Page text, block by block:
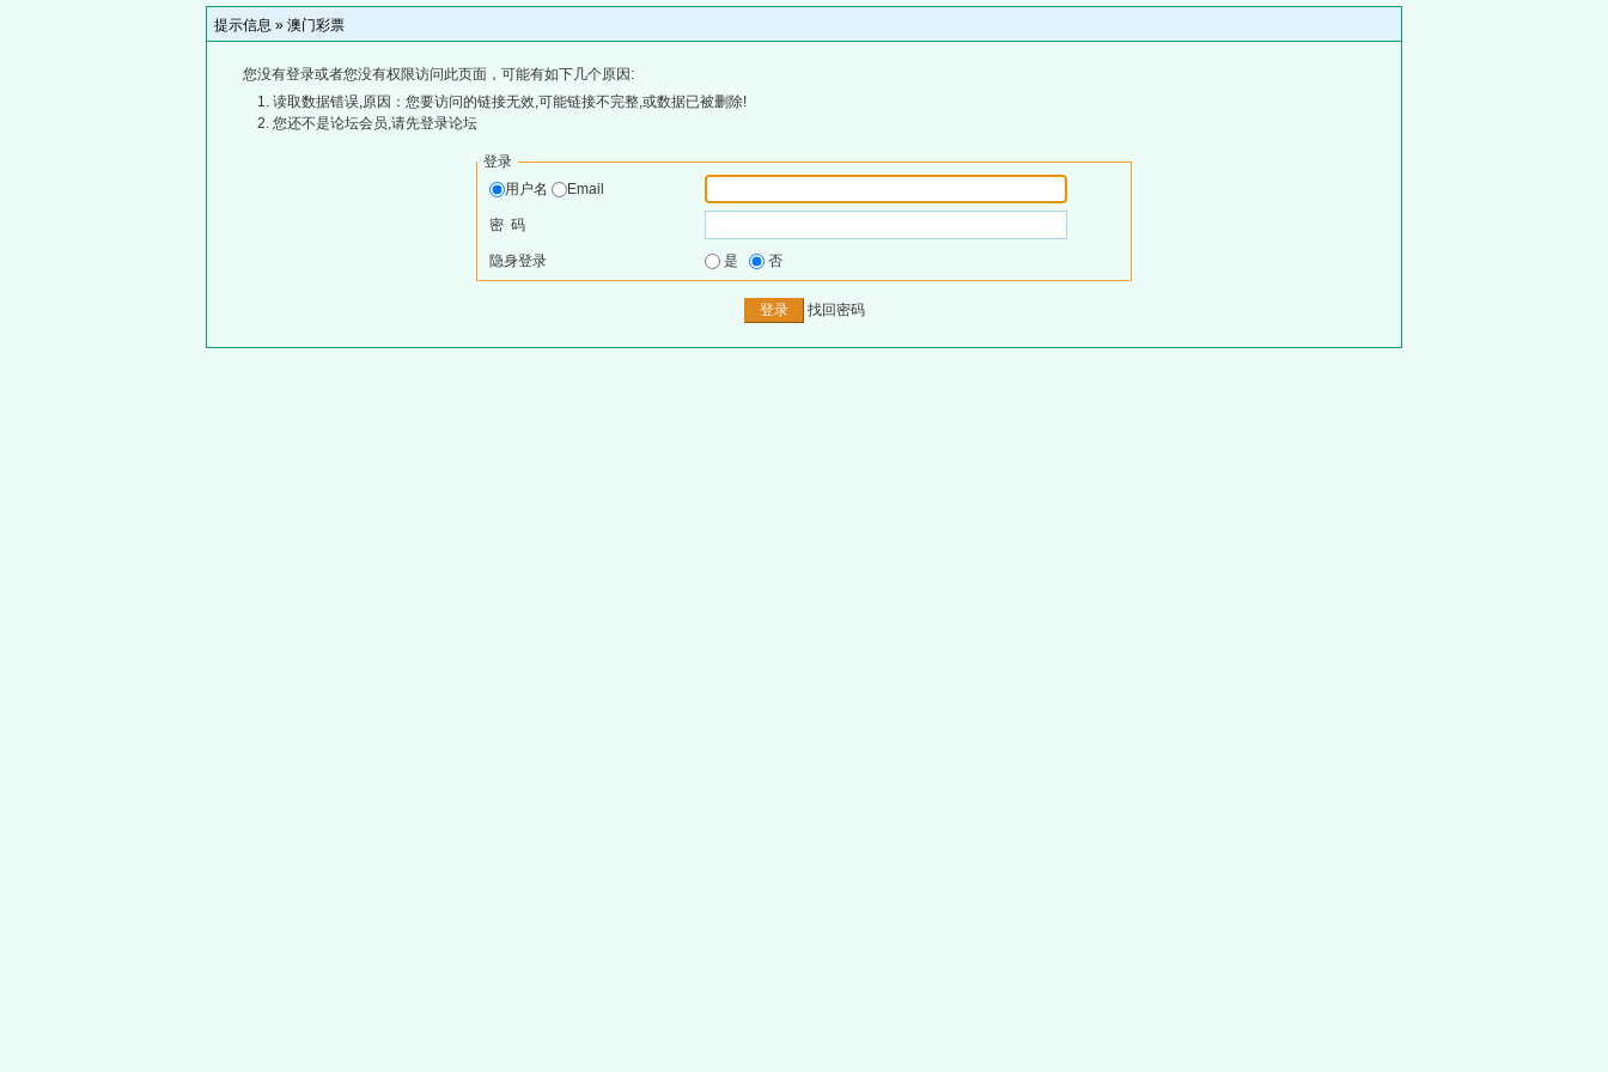
提示信息 » 澳门彩票
您没有登录或者您没有权限访问此页面，可能有如下几个原因:
读取数据错误,原因：您要访问的链接无效,可能链接不完整,或数据已被删除!
您还不是论坛会员,请先登录论坛
登录
用户名
Email
密 码
隐身登录 是 否
找回密码